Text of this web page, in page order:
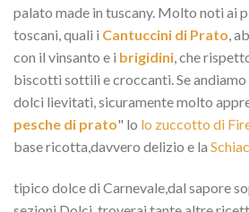
palato made in tuscany. Molto noti ai
toscani, quali i Cantuccini di Prato,
con il vinsanto e i brigidini, che
biscotti sottili e croccanti. Se andiamo
dolci lievitati, sicuramente molto
pesche di prato" lo lo zuccotto di
base ricotta,davvero delizio e la
tipico dolce di Carnevale,dal sapore